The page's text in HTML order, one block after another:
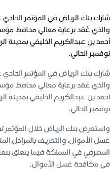
شارك بنك الرياض في المؤتمر
والذي عُقد برعاية معالي محافظ
أحمد بن عبدالكريم الخليفي بمدينة
نوفمبر الحالي.
شارك بنك الرياض في المؤتمر
والذي عُقد برعاية معالي محافظ
أحمد بن عبدالكريم الخليفي بمدينة
نوفمبر الحالي.
واستعرض بنك الرياض خلال المؤتمر
غسل الأموال، والتعريف بالمراحل
المصرفي في المملكة فيما يتعلق
في مكافحة غسل الأموال.